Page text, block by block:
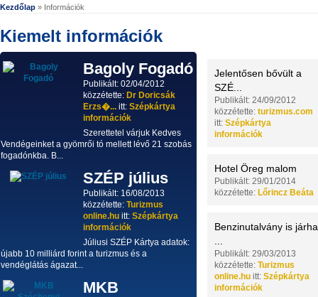
Kezdőlap » Információk
Kiemelt információk
Bagoly Fogadó
Publikált: 02/04/2012
közzétette: Dr Doricsák
Erzs�... itt: Szépkártya
információk
Szerettetel várjuk Kedves
Vendégeinket a gyömrői tó mellett lévő 21 szobás
fogadónkba. B...
SZÉP július
Publikált: 16/08/2013
közzétette: Turizmus
online.hu itt: Szépkártya
információk
Júliusi SZÉP Kártya adatok:
újabb 10 milliárd forint a turizmus és a
vendéglátás ágazat...
MKB
Jelentősen bővült a
SZÉ...
Publikált: 24/09/2012
közzétette: turizmus.com
itt: Szépkártya
információk
Hotel Öreg malom
Publikált: 29/01/2014
közzétette: Lőrincz Beáta
Benzinutalvány is
Publikált: 29/03/2013
közzétette: Turizmus
online.hu itt: Szépkártya
információk